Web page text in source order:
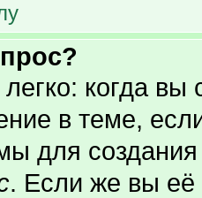
когда вы
в теме,
для
. Если же вы её